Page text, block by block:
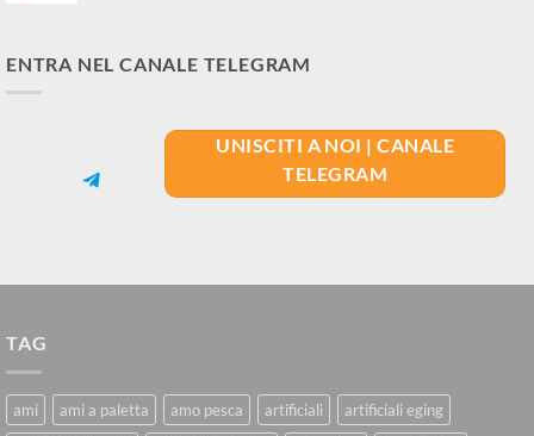
ENTRA NEL CANALE TELEGRAM
UNISCITI A NOI | CANALE
TELEGRAM
TAG
ami ami a paletta amo pesca artificiali
artificiali eging